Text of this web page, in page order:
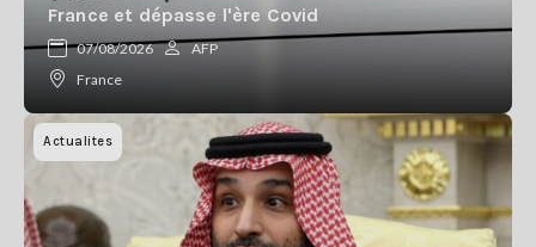
France et dépasse l'ère Covid
07/08/2026
AFP
France
Actualites